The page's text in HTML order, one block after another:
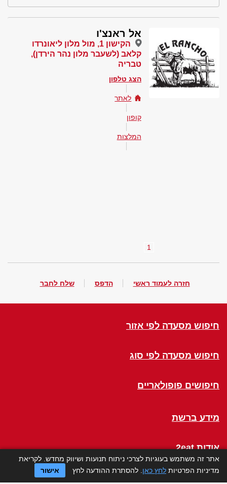
אל ראנצ'ו
הקישון 1, מול מלון ליאונרדו
קלאב (לשעבר מלון נהר הירדן),
טבריה
הצג טלפון
לאתר
קופון
המלצות
1
חזרה לעמוד ראשי הדפס שלח לחבר
חיפוש מסעדה לפי אזור
חיפוש מסעדה לפי סוג
חיפושים פופולאריים
מידע ברשת
אודות 2eat
Click a Table
אתר זה משתמש בעוגיות לצרכי ניתוח תנועות ושיווק מחדש. לקריאת
מדיניות הפרטיות לחץ כאן . להסתרת ההודעה לחץ אישור